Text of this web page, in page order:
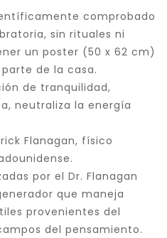
comprobado
sin rituales ni
un poster (50 x 62 cm)
de la casa.
de tranquilidad,
neutraliza la energía
Flanagan, físico
por el Dr. Flanagan
que maneja
provenientes del
del pensamiento.